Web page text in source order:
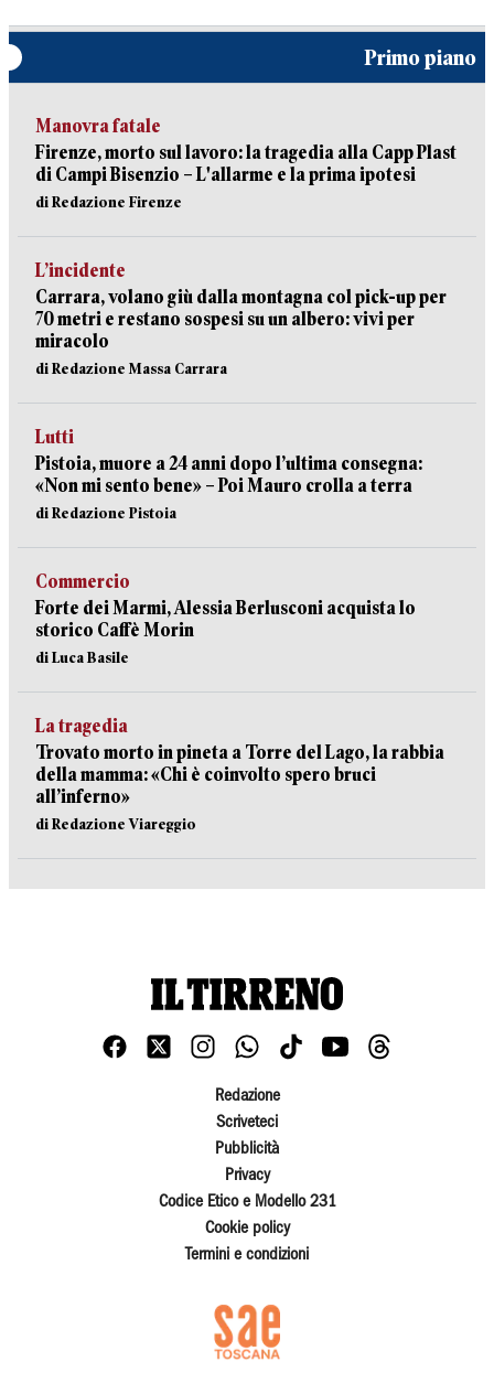
Primo piano
Manovra fatale
Firenze, morto sul lavoro: la tragedia alla Capp Plast
di Campi Bisenzio – L'allarme e la prima ipotesi
di Redazione Firenze
L’incidente
Carrara, volano giù dalla montagna col pick-up per
70 metri e restano sospesi su un albero: vivi per
miracolo
di Redazione Massa Carrara
Lutti
Pistoia, muore a 24 anni dopo l’ultima consegna:
«Non mi sento bene» – Poi Mauro crolla a terra
di Redazione Pistoia
Commercio
Forte dei Marmi, Alessia Berlusconi acquista lo
storico Caffè Morin
di Luca Basile
La tragedia
Trovato morto in pineta a Torre del Lago, la rabbia
della mamma: «Chi è coinvolto spero bruci
all’inferno»
di Redazione Viareggio
Redazione
Scriveteci
Pubblicità
Privacy
Codice Etico e Modello 231
Cookie policy
Termini e condizioni